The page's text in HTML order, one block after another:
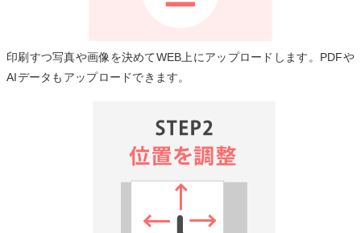
印刷すつ写真や画像を決めてWEB上にアップロードします。PDFや
AIデータもアップロードできます。